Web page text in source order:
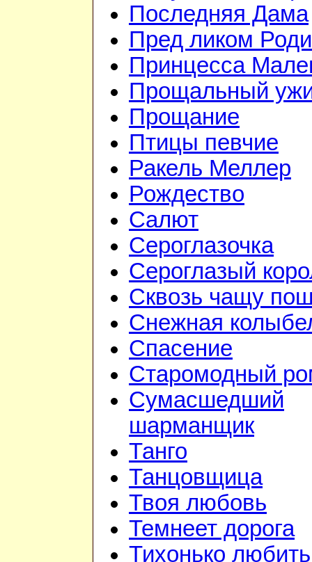
Последняя Дама
Пред ликом
Принцесса
Прощальный
Прощание
Птицы певчие
Ракель Меллер
Рождество
Салют
Сероглазочка
Сероглазый
Сквозь чащу
Снежная
Спасение
Старомодный
Сумасшедший
шарманщик
Танго
Танцовщица
Твоя любовь
Темнеет дорога
Тихонько любить